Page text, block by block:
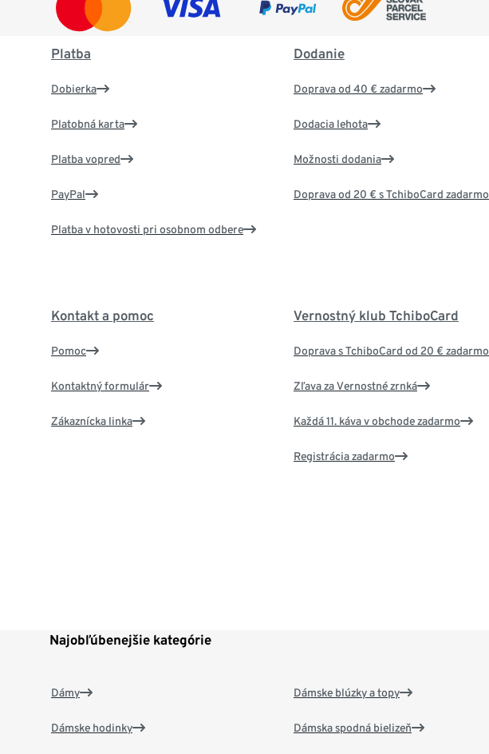
Platba
Dobierka
Platobná karta
Platba vopred
PayPal
Platba v hotovosti pri osobnom odbere
Dodanie
Doprava od 40 € zadarmo
Dodacia lehota
Možnosti dodania
Doprava od 20 € s TchiboCard zadarmo
Kontakt a pomoc
Pomoc
Kontaktný formulár
Zákaznícka linka
Vernostný klub TchiboCard
Doprava s TchiboCard od 20 € zadarmo
Zľava za Vernostné zrnká
Každá 11. káva v obchode zadarmo
Registrácia zadarmo
Najobľúbenejšie kategórie
Dámy
Dámske hodinky
Dámske blúzky a topy
Dámska spodná bielizeň